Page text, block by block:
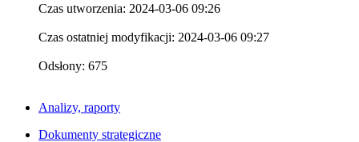
Czas utworzenia: 2024-03-06 09:26
Czas ostatniej modyfikacji: 2024-03-06 09:27
Odsłony: 675
Analizy, raporty
Dokumenty strategiczne